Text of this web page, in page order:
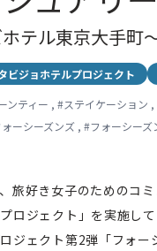
テル東京大手町
ビジョホテルプロジェクト
ンティー , #ステイケーション ,
ォーシーズンズ , #フォーシー
旅好き女子のためのコ
ロジェクト」を実施して
ジェクト第2弾「フォ